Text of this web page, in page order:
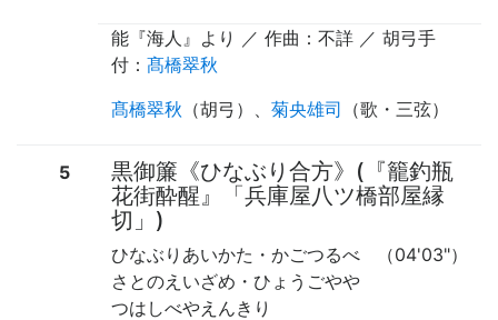
能『海人』より ／ 作曲：不詳 ／ 胡弓手
付 ： 髙橋翠秋
髙橋翠秋 （胡弓 ）、 菊央雄司 （歌 ・ 三弦）
5
黒御簾《ひなぶり合方》(『籠釣瓶
花街酔醒』「兵庫屋八ツ橋部屋縁
切」)
（04'03"）
ひなぶりあいかた・かごつるべ
さとのえいざめ・ひょうごやや
つはしべやえんきり